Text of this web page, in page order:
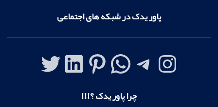
پاور یدک در شبکه های اجتماعی
چرا پاور یدک ؟!!!